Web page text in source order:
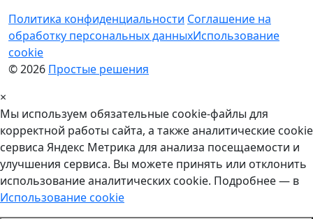
Политика конфиденциальности Соглашение на
обработку персональных данныхИспользование
cookie
© 2026 Простые решения
×
Мы используем обязательные cookie-файлы для
корректной работы сайта, а также аналитические cookie
сервиса Яндекс Метрика для анализа посещаемости и
улучшения сервиса. Вы можете принять или отклонить
использование аналитических cookie. Подробнее — в
Использование cookie